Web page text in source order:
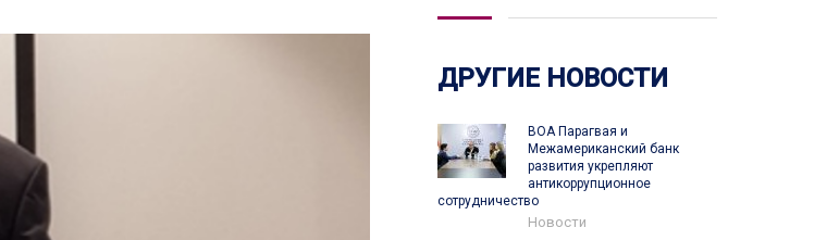
ДРУГИЕ НОВОСТИ
ВОА Парагвая и
Межамериканский банк
развития укрепляют
антикоррупционное
сотрудничество
Новости